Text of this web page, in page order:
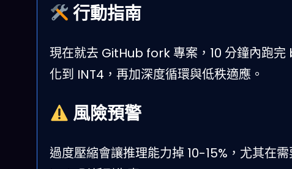
行動指南
現在就去 GitHub fork 專案，10 分鐘內跑
化到 INT4，再加深度循環與低秩適應。
風險預警
過度壓縮會讓推理能力掉 10-15%，尤其在